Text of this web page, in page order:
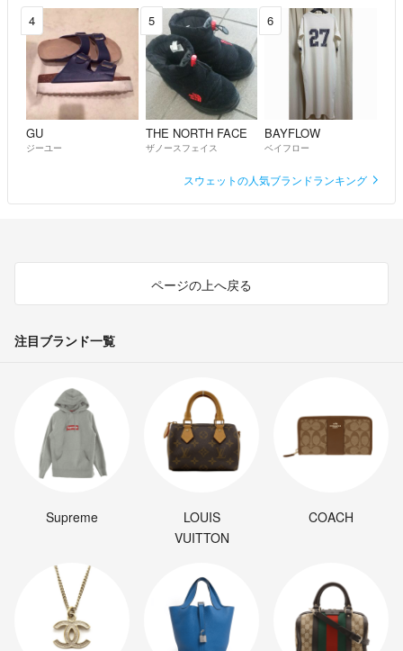
▼返品特約
https://fril.jp/ts/official/law/car/#return_policy
【顧問弁護士】プライム・パートナーズ法律事務所
4
GU
ジーユー
5
THE NORTH FACE
ザノースフェイス
6
BAYFLOW
ベイフロー
スウェットの人気ブランドランキング
ページの上へ戻る
注目ブランド一覧
Supreme
LOUIS
VUITTON
COACH